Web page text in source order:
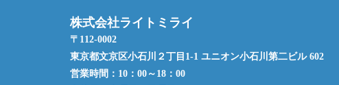
株式会社ライトミライ
〒112-0002
東京都文京区小石川２丁目1-1 ユニオン小石川第二ビル 602
営業時間： 10：00～18：00